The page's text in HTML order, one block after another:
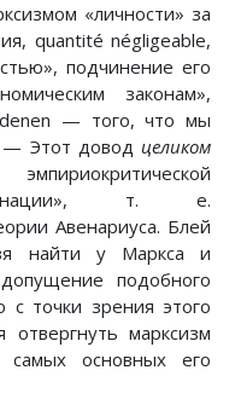
«личности» за
quantité négligeable,
подчинение его
законам»,
— того, что мы
— Этот довод целиком
т. е.
Авенариуса. Блей
найти у Маркса и
подобного
с точки зрения этого
марксизм
основных его